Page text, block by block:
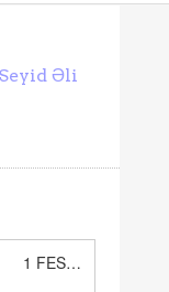
Əli
1 FESIL~1